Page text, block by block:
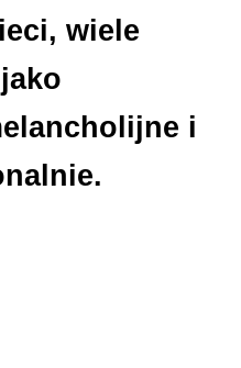
wiele
i